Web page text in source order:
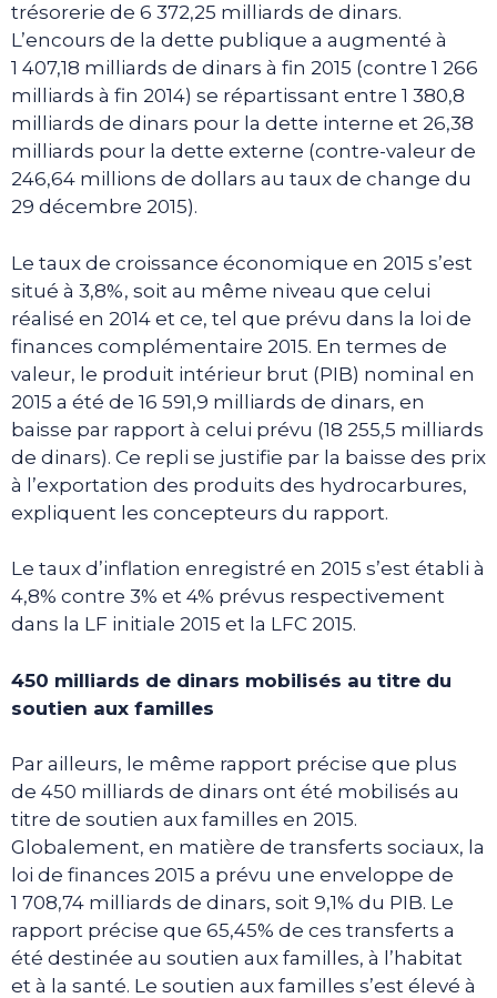
trésorerie de 6 372,25 milliards de dinars.
L’encours de la dette publique a augmenté à
1 407,18 milliards de dinars à fin 2015 (contre 1 266
milliards à fin 2014) se répartissant entre 1 380,8
milliards de dinars pour la dette interne et 26,38
milliards pour la dette externe (contre-valeur de
246,64 millions de dollars au taux de change du
29 décembre 2015).
Le taux de croissance économique en 2015 s’est
situé à 3,8%, soit au même niveau que celui
réalisé en 2014 et ce, tel que prévu dans la loi de
finances complémentaire 2015. En termes de
valeur, le produit intérieur brut (PIB) nominal en
2015 a été de 16 591,9 milliards de dinars, en
baisse par rapport à celui prévu (18 255,5 milliards
de dinars). Ce repli se justifie par la baisse des prix
à l’exportation des produits des hydrocarbures,
expliquent les concepteurs du rapport.
Le taux d’inflation enregistré en 2015 s’est établi à
4,8% contre 3% et 4% prévus respectivement
dans la LF initiale 2015 et la LFC 2015.
450 milliards de dinars mobilisés au titre du
soutien aux familles
Par ailleurs, le même rapport précise que plus
de 450 milliards de dinars ont été mobilisés au
titre de soutien aux familles en 2015.
Globalement, en matière de transferts sociaux, la
loi de finances 2015 a prévu une enveloppe de
1 708,74 milliards de dinars, soit 9,1% du PIB. Le
rapport précise que 65,45% de ces transferts a
été destinée au soutien aux familles, à l’habitat
et à la santé. Le soutien aux familles s’est élevé à